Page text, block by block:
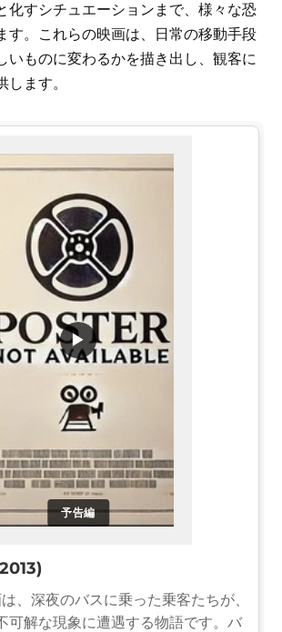
化すシチュエーションまで、様々な恐
す。これらの映画は、日常の移動手段
いものに変わるかを描き出し、観客に
ます。
予告編
▶
、深夜のバスに乗った乗客たちが、
可解な現象に遭遇する物語です。バ